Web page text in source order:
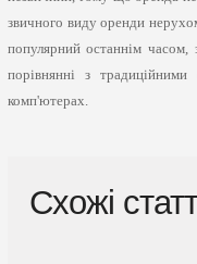
звичного виду оренди
популярний останнім часом,
порівнянні з
комп'ютерах.
Схожі